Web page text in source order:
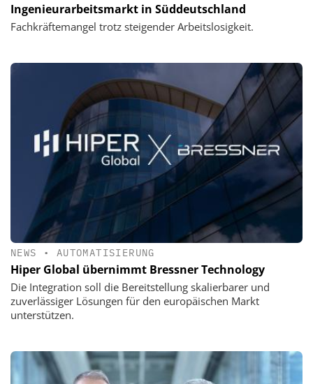
Ingenieurarbeitsmarkt in Süddeutschland
Fachkräftemangel trotz steigender Arbeitslosigkeit.
NEWS • AUTOMATISIERUNG
Hiper Global übernimmt Bressner Technology
Die Integration soll die Bereitstellung skalierbarer und
zuverlässiger Lösungen für den europäischen Markt
unterstützen.